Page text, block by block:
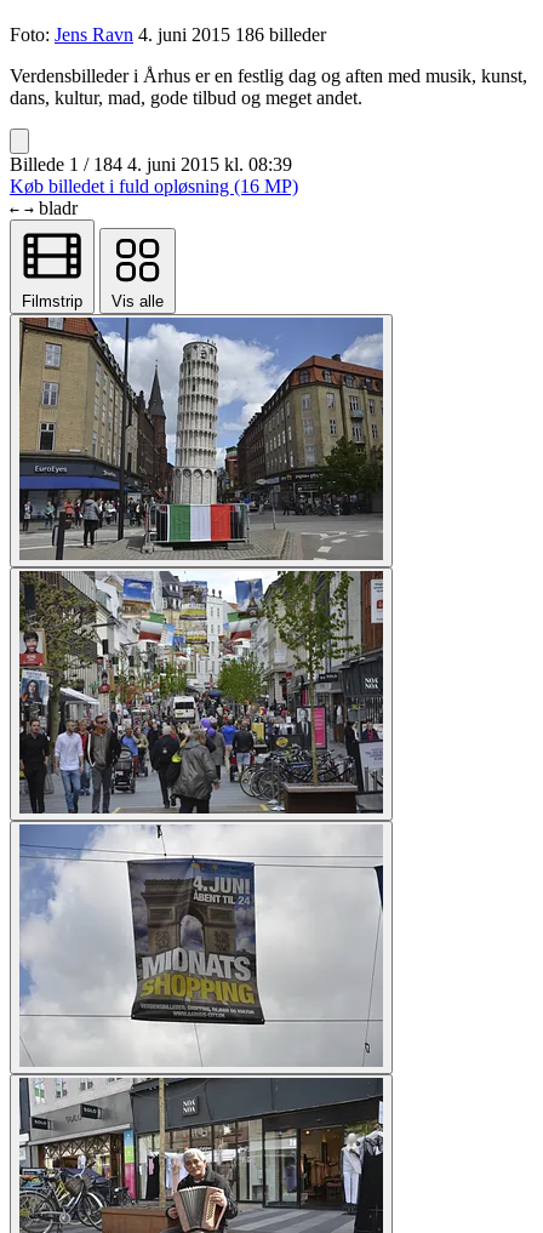
Foto: Jens Ravn 4. juni 2015 186 billeder
Verdensbilleder i Århus er en festlig dag og aften med musik, kunst,
dans, kultur, mad, gode tilbud og meget andet.
Billede 1 / 184 4. juni 2015 kl. 08:39
Køb billedet i fuld opløsning (16 MP)
← → bladr
Filmstrip Vis alle